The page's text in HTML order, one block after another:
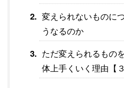
変えられないものに
うなるのか
ただ変えられるもの
体上手くいく理由【３